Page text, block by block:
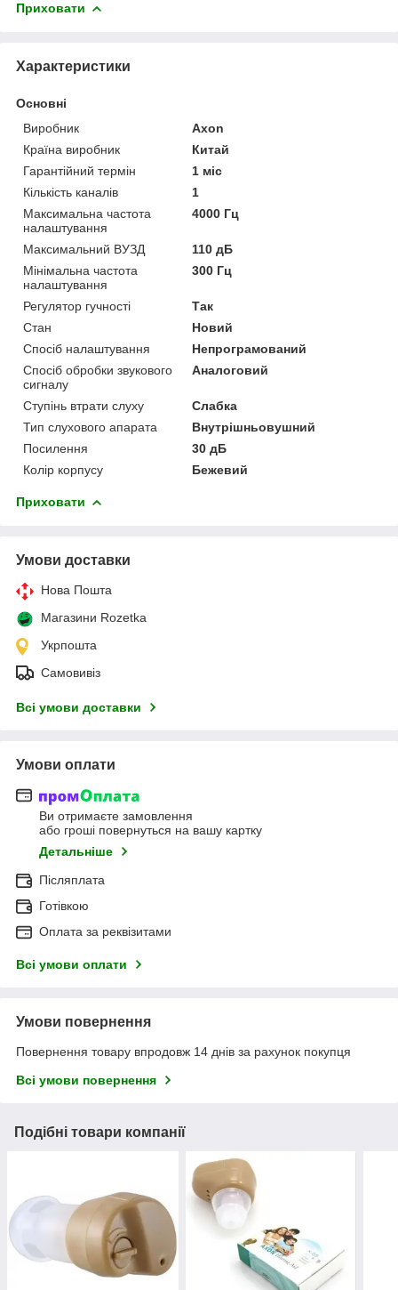
Приховати
Характеристики
Основні
Виробник
Axon
Країна виробник
Китай
Гарантійний термін
1 міс
Кількість каналів
1
Максимальна частота
налаштування
4000 Гц
Максимальний ВУЗД
110 дБ
Мінімальна частота
налаштування
300 Гц
Регулятор гучності
Так
Стан
Новий
Спосіб налаштування
Непрограмований
Спосіб обробки звукового
сигналу
Аналоговий
Ступінь втрати слуху
Слабка
Тип слухового апарата
Внутрішньовушний
Посилення
30 дБ
Колір корпусу
Бежевий
Приховати
Умови доставки
Нова Пошта
Магазини Rozetka
Укрпошта
Самовивіз
Всі умови доставки
Умови оплати
Ви отримаєте замовлення
або гроші повернуться на вашу картку
Детальніше
Післяплата
Готівкою
Оплата за реквізитами
Всі умови оплати
Умови повернення
Повернення товару впродовж 14 днів за рахунок покупця
Всі умови повернення
Подібні товари компанії